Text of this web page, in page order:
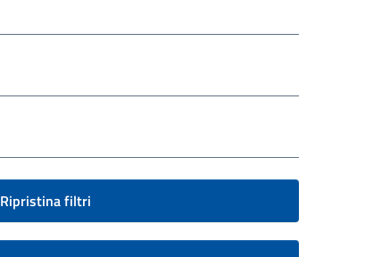
Ripristina filtri